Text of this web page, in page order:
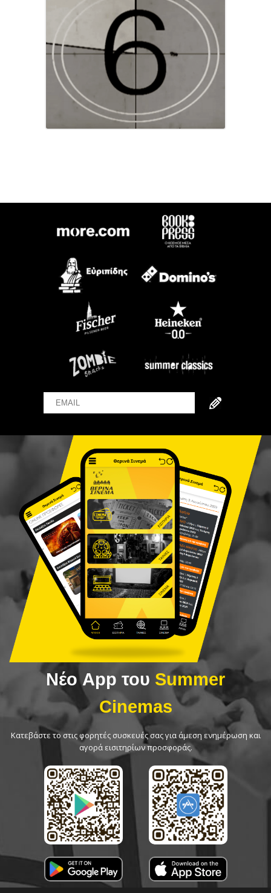
Email
Νέο App του Summer
Cinemas
Κατεβάστε το στις φορητές συσκευές σας για άμεση ενημέρωση και
αγορά εισιτηρίων προσφοράς.